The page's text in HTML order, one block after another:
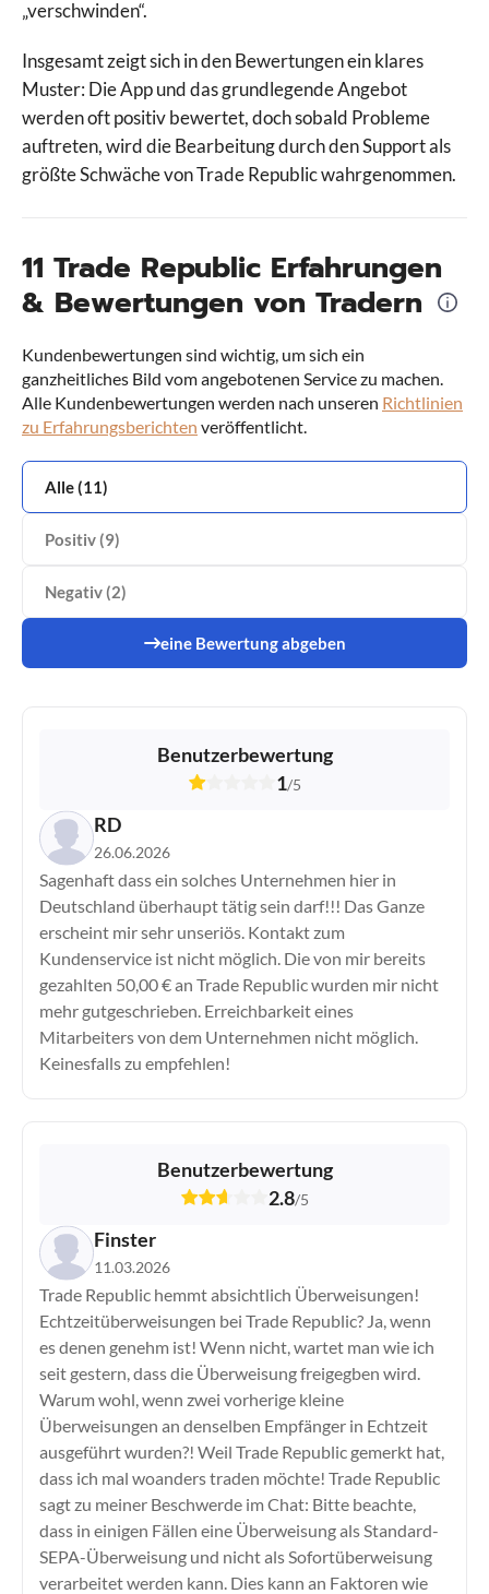
Traders Place
Trive
Vantage Markets
VT Markets
WH Selfinvest
XM
„verschwinden“.
Insgesamt zeigt sich in den Bewertungen ein klares
Muster: Die App und das grundlegende Angebot
werden oft positiv bewertet, doch sobald Probleme
auftreten, wird die Bearbeitung durch den Support als
größte Schwäche von Trade Republic wahrgenommen.
11 Trade Republic Erfahrungen
& Bewertungen von Tradern
Kundenbewertungen sind wichtig, um sich ein
ganzheitliches Bild vom angebotenen Service zu machen.
Alle Kundenbewertungen werden nach unseren Richtlinien
zu Erfahrungsberichten veröffentlicht.
Alle (11)
Positiv (9)
Negativ (2)
eine Bewertung abgeben
Benutzerbewertung
1/5
RD
26.06.2026
Sagenhaft dass ein solches Unternehmen hier in
Deutschland überhaupt tätig sein darf!!! Das Ganze
erscheint mir sehr unseriös. Kontakt zum
Kundenservice ist nicht möglich. Die von mir bereits
gezahlten 50,00 € an Trade Republic wurden mir nicht
mehr gutgeschrieben. Erreichbarkeit eines
Mitarbeiters von dem Unternehmen nicht möglich.
Keinesfalls zu empfehlen!
Benutzerbewertung
2.8/5
Finster
11.03.2026
Trade Republic hemmt absichtlich Überweisungen!
Echtzeitüberweisungen bei Trade Republic? Ja, wenn
es denen genehm ist! Wenn nicht, wartet man wie ich
seit gestern, dass die Überweisung freigegben wird.
Warum wohl, wenn zwei vorherige kleine
Überweisungen an denselben Empfänger in Echtzeit
ausgeführt wurden?! Weil Trade Republic gemerkt hat,
dass ich mal woanders traden möchte! Trade Republic
sagt zu meiner Beschwerde im Chat: Bitte beachte,
dass in einigen Fällen eine Überweisung als Standard-
SEPA-Überweisung und nicht als Sofortüberweisung
verarbeitet werden kann. Dies kann an Faktoren wie